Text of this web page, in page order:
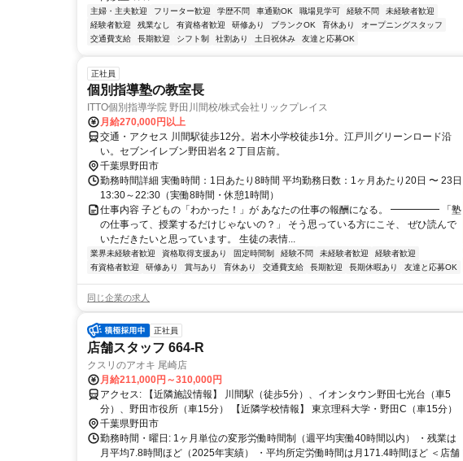
主婦・主夫歓迎 フリーター歓迎 学歴不問 車通勤OK 職場見学可 経験不問
未経験者歓迎
経験者歓迎
残業なし 有資格者歓迎 研修あり ブランクOK 育休あり
オープニングスタッフ
交通費支給
長期歓迎 シフト制 社割あり 土日祝休み 友達と応募OK
正社員
個別指導塾の教室長
ITTO個別指導学院 野田川間校/株式会社リックプレイス
月給270,000円以上
交通・アクセス 川間駅徒歩12分。岩木小学校徒歩1分。江戸川グリーンロード沿
い。セブンイレブン野田岩名２丁目店前。
千葉県野田市
勤務時間詳細 実働時間：1日あたり8時間 平均勤務日数：1ヶ月あたり20日 〜 23日
13:30～22:30（実働8時間・休憩1時間）
仕事内容 子どもの「わかった！」が あなたの仕事の報酬になる。 ━━━━━ 「塾
の仕事って、授業するだけじゃないの？」 そう思っている方にこそ、 ぜひ読んで
いただきたいと思っています。 生徒の表情...
業界未経験者歓迎 資格取得支援あり 固定時間制 経験不問 未経験者歓迎
経験者歓迎
有資格者歓迎
研修あり 賞与あり 育休あり 交通費支給 長期歓迎 長期休暇あり 友達と応募OK
同じ企業の求人
正社員
店舗スタッフ 664-R
クスリのアオキ 尾崎店
月給211,000円～310,000円
アクセス: 【近隣施設情報】 川間駅（徒歩5分）、イオンタウン野田七光台（車5
分）、野田市役所（車15分） 【近隣学校情報】 東京理科大学・野田C（車15分）
千葉県野田市
勤務時間・曜日: 1ヶ月単位の変形労働時間制（週平均実働40時間以内） ・残業は
月平均7.8時間ほど（2025年実績） ・平均所定労働時間は月171.4時間ほど ＜店舗